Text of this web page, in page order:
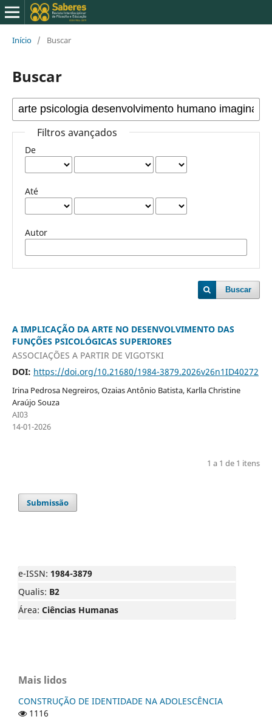
Início / Buscar
Buscar
Filtros avançados
De
Até
Autor
Buscar
A IMPLICAÇÃO DA ARTE NO DESENVOLVIMENTO DAS
FUNÇÕES PSICOLÓGICAS SUPERIORES
ASSOCIAÇÕES A PARTIR DE VIGOTSKI
DOI: https://doi.org/10.21680/1984-3879.2026v26n1ID40272
Irina Pedrosa Negreiros, Ozaias Antônio Batista, Karlla Christine
Araújo Souza
AI03
14-01-2026
1 a 1 de 1 itens
Submissão
e-ISSN: 1984-3879
Qualis: B2
Área: Ciências Humanas
Mais lidos
CONSTRUÇÃO DE IDENTIDADE NA ADOLESCÊNCIA
1116